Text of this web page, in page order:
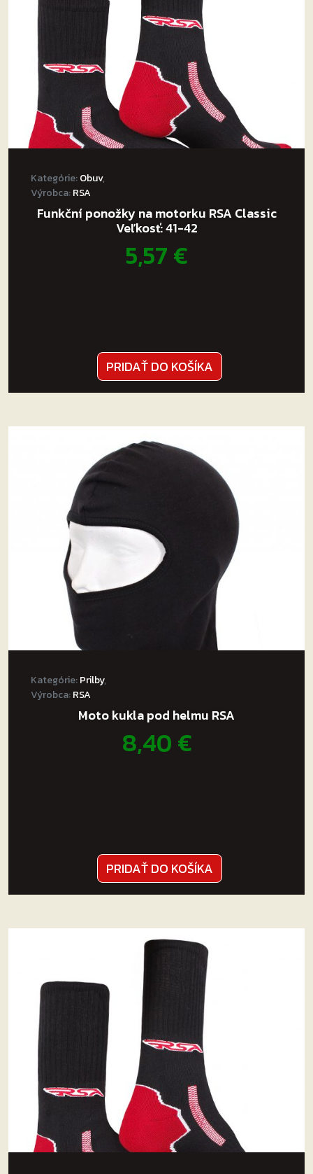
Kategórie:Obuv,
Výrobca:RSA
Funkční ponožky na motorku RSA Classic
Veľkosť: 41-42
5,57€
PRIDAŤ DO KOŠÍKA
Kategórie:Prilby,
Výrobca:RSA
Moto kukla pod helmu RSA
8,40€
PRIDAŤ DO KOŠÍKA